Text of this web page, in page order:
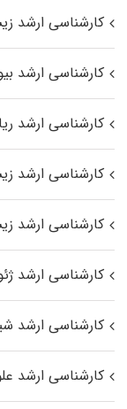
کارشناسی ارشد
کارشناسی ارشد
کارشناسی ارشد
کارشناسی ارشد
کارشناسی ارشد
کارشناسی ارشد
کارشناسی ارشد
کارشناسی ارشد